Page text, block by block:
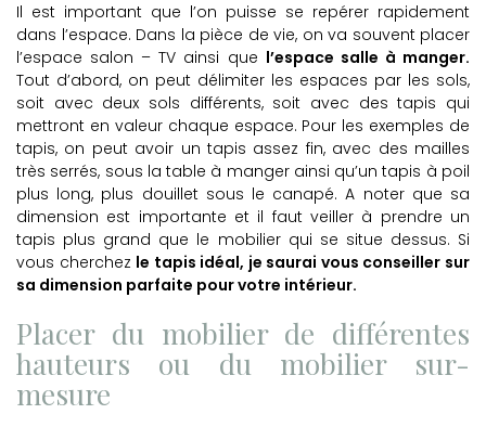
Il est important que l’on puisse se repérer rapidement
dans l’espace. Dans la pièce de vie, on va souvent placer
l’espace salon – TV ainsi que l’espace salle à manger.
Tout d’abord, on peut délimiter les espaces par les sols,
soit avec deux sols différents, soit avec des tapis qui
mettront en valeur chaque espace. Pour les exemples de
tapis, on peut avoir un tapis assez fin, avec des mailles
très serrés, sous la table à manger ainsi qu’un tapis à poil
plus long, plus douillet sous le canapé. A noter que sa
dimension est importante et il faut veiller à prendre un
tapis plus grand que le mobilier qui se situe dessus. Si
vous cherchez le tapis idéal, je saurai vous conseiller sur
sa dimension parfaite pour votre intérieur.
Placer du mobilier de différentes
hauteurs ou du mobilier sur-
mesure